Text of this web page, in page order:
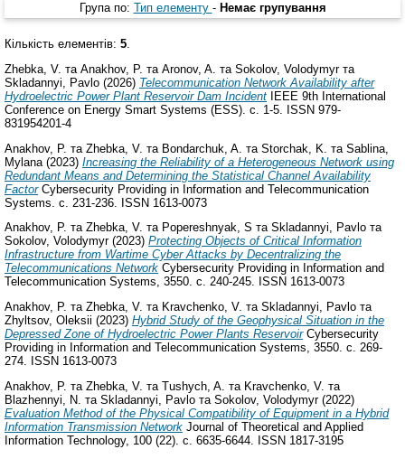
Група по: Тип елементу - Немає групування
Кількість елементів: 5.
Zhebka, V. та Anakhov, P. та Aronov, A. та Sokolov, Volodymyrта
Skladannyi, Pavlo (2026) Telecommunication Network Availability after
Hydroelectric Power Plant Reservoir Dam Incident IEEE 9th International
Conference on Energy Smart Systems (ESS). с. 1-5. ISSN 979-
831954201-4
Anakhov, P. та Zhebka, V. та Bondarchuk, A. та Storchak, K. та Sablina,
Mylana (2023) Increasing the Reliability of a Heterogeneous Network using
Redundant Means and Determining the Statistical Channel Availability
FactorCybersecurity Providing in Information and Telecommunication
Systems. с. 231-236. ISSN 1613-0073
Anakhov, P. та Zhebka, V. та Popereshnyak, S та Skladannyi, Pavlo та
Sokolov, Volodymyr(2023) Protecting Objects of Critical Information
Infrastructure from Wartime Cyber Attacks by Decentralizing the
Telecommunications Network Cybersecurity Providing in Information and
Telecommunication Systems, 3550. с. 240-245. ISSN 1613-0073
Anakhov, P. та Zhebka, V. та Kravchenko, V. та Skladannyi, Pavlo та
Zhyltsov, Oleksii (2023) Hybrid Study of the Geophysical Situation in the
Depressed Zone of Hydroelectric Power Plants ReservoirCybersecurity
Providing in Information and Telecommunication Systems, 3550. с. 269-
274. ISSN 1613-0073
Anakhov, P. та Zhebka, V. та Tushych, A. та Kravchenko, V. та
Blazhennyi, N. та Skladannyi, Pavlo та Sokolov, Volodymyr(2022)
Evaluation Method of the Physical Compatibility of Equipment in a Hybrid
Information Transmission Network Journal of Theoretical and Applied
Information Technology, 100 (22). с. 6635-6644. ISSN 1817-3195